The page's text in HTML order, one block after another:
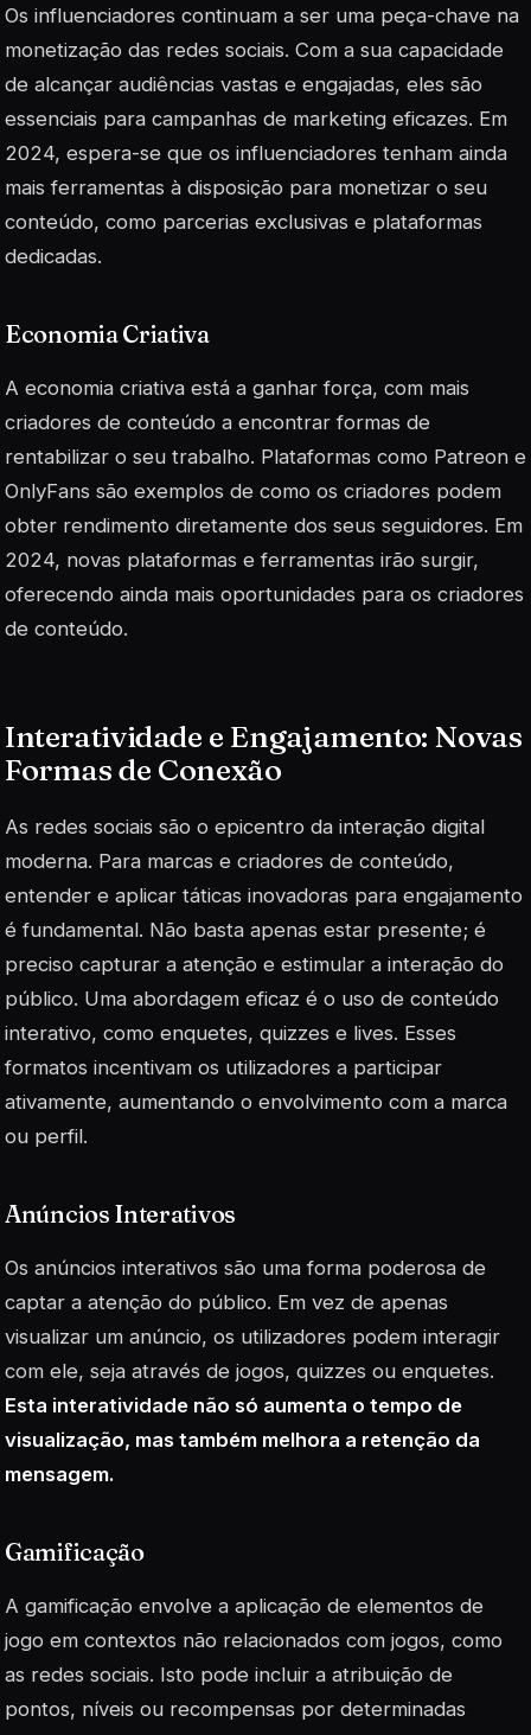
Os influenciadores continuam a ser uma peça-chave na
monetização das redes sociais. Com a sua capacidade
de alcançar audiências vastas e engajadas, eles são
essenciais para campanhas de marketing eficazes. Em
2024, espera-se que os influenciadores tenham ainda
mais ferramentas à disposição para monetizar o seu
conteúdo, como parcerias exclusivas e plataformas
dedicadas.
Economia Criativa
A economia criativa está a ganhar força, com mais
criadores de conteúdo a encontrar formas de
rentabilizar o seu trabalho. Plataformas como Patreon e
OnlyFans são exemplos de como os criadores podem
obter rendimento diretamente dos seus seguidores. Em
2024, novas plataformas e ferramentas irão surgir,
oferecendo ainda mais oportunidades para os criadores
de conteúdo.
Interatividade e Engajamento: Novas
Formas de Conexão
As redes sociais são o epicentro da interação digital
moderna. Para marcas e criadores de conteúdo,
entender e aplicar táticas inovadoras para engajamento
é fundamental. Não basta apenas estar presente; é
preciso capturar a atenção e estimular a interação do
público. Uma abordagem eficaz é o uso de conteúdo
interativo, como enquetes, quizzes e lives. Esses
formatos incentivam os utilizadores a participar
ativamente, aumentando o envolvimento com a marca
ou perfil.
Anúncios Interativos
Os anúncios interativos são uma forma poderosa de
captar a atenção do público. Em vez de apenas
visualizar um anúncio, os utilizadores podem interagir
com ele, seja através de jogos, quizzes ou enquetes.
Esta interatividade não só aumenta o tempo de
visualização, mas também melhora a retenção da
mensagem.
Gamificação
A gamificação envolve a aplicação de elementos de
jogo em contextos não relacionados com jogos, como
as redes sociais. Isto pode incluir a atribuição de
pontos, níveis ou recompensas por determinadas